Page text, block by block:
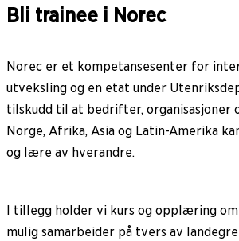
Bli trainee i Norec
Norec er et kompetansesenter for
utveksling og en etat under
tilskudd til at bedrifter, organisasjoner
Norge, Afrika, Asia og Latin-Amerika
og lære av hverandre.
I tillegg holder vi kurs og opplæring
mulig samarbeider på tvers av